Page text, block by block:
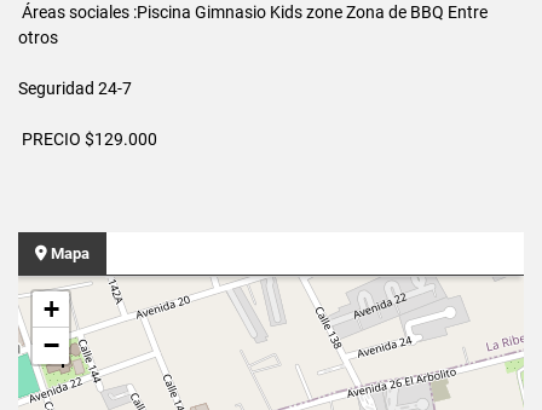
Áreas sociales :Piscina Gimnasio Kids zone Zona de BBQ Entre
otros
Seguridad 24-7
PRECIO $129.000
Mapa
+
−